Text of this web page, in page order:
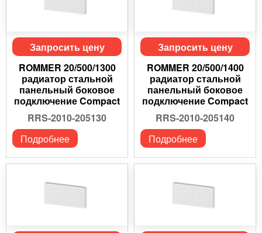
Запросить цену
ROMMER 20/500/1300
радиатор стальной
панельный боковое
подключение Compact
RRS-2010-205130
Подробнее
Запросить цену
ROMMER 20/500/1400
радиатор стальной
панельный боковое
подключение Compact
RRS-2010-205140
Подробнее